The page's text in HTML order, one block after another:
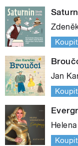
Koupit
Jan
Koupit
Koupit